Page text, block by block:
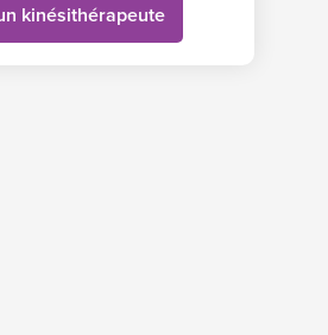
kinésithérapeute